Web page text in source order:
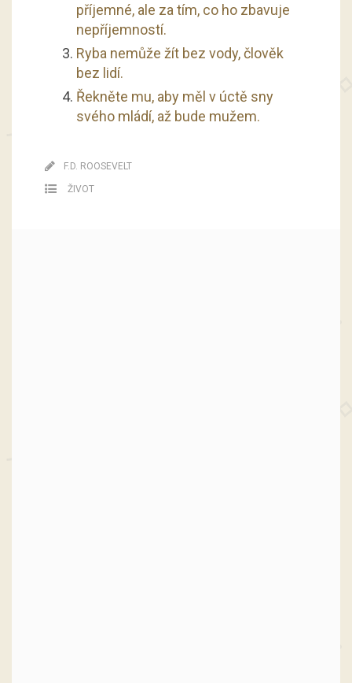
příjemné, ale za tím, co ho zbavuje
nepříjemností.
Ryba nemůže žít bez vody, člověk
bez lidí.
Řekněte mu, aby měl v úctě sny
svého mládí, až bude mužem.
F.D. ROOSEVELT
ŽIVOT